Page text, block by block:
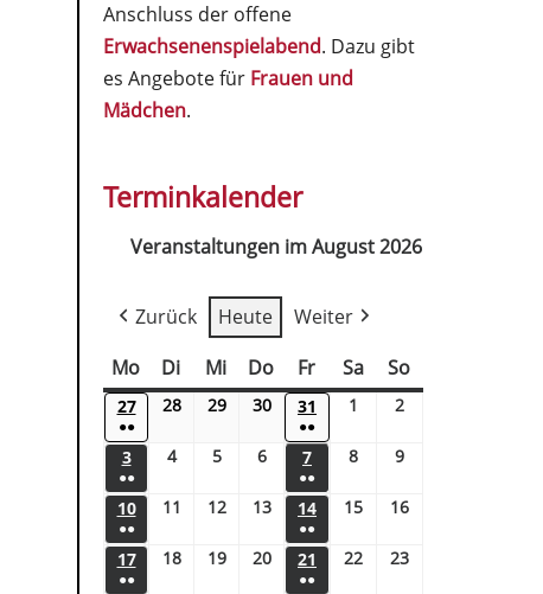
Anschluss der offene
Erwachsenenspielabend. Dazu gibt
es Angebote für Frauen und
Mädchen.
Terminkalender
Veranstaltungen im August 2026
Zurück Heute
Weiter
Mo
Di Mi Do Fr Sa So
27
●●
28 29 30 31
●●
1 2
3
●●
4 5 6 7
●●
8 9
10
●●
11 12 13 14
●●
15 16
17
●●
18 19 20 21
●●
22 23